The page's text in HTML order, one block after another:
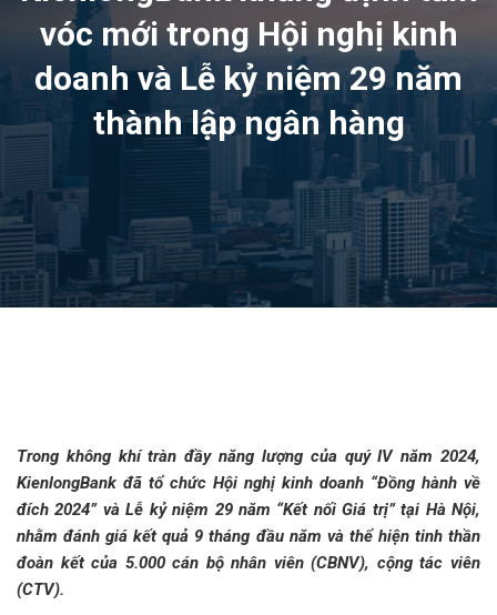
vóc mới trong Hội nghị kinh
doanh và Lễ kỷ niệm 29 năm
thành lập ngân hàng
Trong không khí tràn đầy năng lượng của quý IV năm 2024,
KienlongBank đã tổ chức Hội nghị kinh doanh “Đồng hành về
đích 2024” và Lễ kỷ niệm 29 năm “Kết nối Giá trị” tại Hà Nội,
nhằm đánh giá kết quả 9 tháng đầu năm và thể hiện tinh thần
đoàn kết của 5.000 cán bộ nhân viên (CBNV), cộng tác viên
(CTV).